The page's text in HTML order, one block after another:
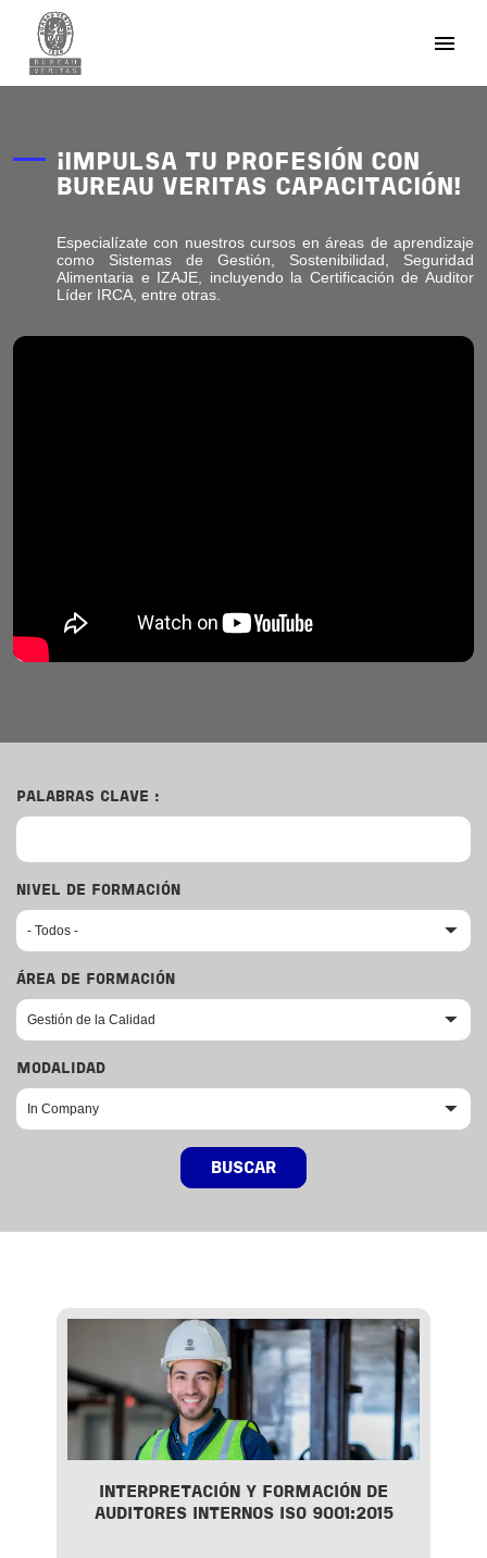
Pasar al contenido principal
¡IMPULSA TU PROFESIÓN CON
BUREAU VERITAS CAPACITACIÓN!
Especialízate con nuestros cursos en áreas de aprendizaje
como Sistemas de Gestión, Sostenibilidad, Seguridad
Alimentaria e IZAJE, incluyendo la Certificación de Auditor
Líder IRCA, entre otras.
PALABRAS CLAVE :
NIVEL DE FORMACIÓN
ÁREA DE FORMACIÓN
MODALIDAD
INTERPRETACIÓN Y FORMACIÓN DE
AUDITORES INTERNOS ISO 9001:2015